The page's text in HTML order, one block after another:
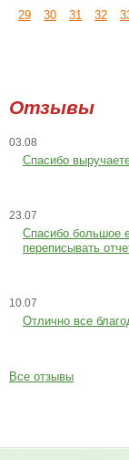
29
30 31 32
Отзывы
03.08
Спасибо
23.07
Cпасибо большое
переписывать
10.07
Отлично все
Все отзывы